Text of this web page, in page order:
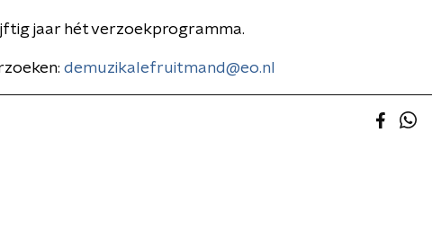
jaar hét verzoekprogramma.
demuzikalefruitmand@eo.nl